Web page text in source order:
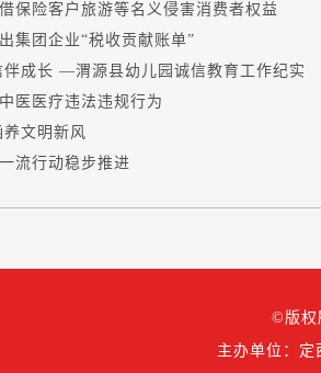
保险客户旅游等名义侵害消费者权益
集团企业“税收贡献账单”
伴成长 —渭源县幼儿园诚信教育工作纪实
医医疗违法违规行为
文明新风
流行动稳步推进
©版权
主办单位：定